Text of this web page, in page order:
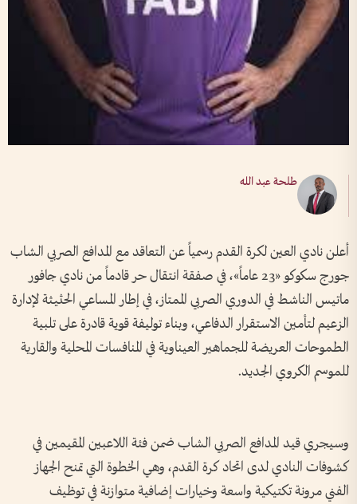
طلحة عبد الله
أعلن نادي العين لكرة القدم رسمياً عن التعاقد مع المدافع الصربي الشاب
جورج سكوكو «23 عاماً»، في صفقة انتقال حر قادماً من نادي جافور
ماتيس الناشط في الدوري الصربي الممتاز، في إطار المساعي الحثيثة لإدارة
الزعيم لتأمين الاستقرار الدفاعي، وبناء توليفة قوية قادرة على تلبية
الطموحات العريضة للجماهير العيناوية في المنافسات المحلية والقارية
للموسم الكروي الجديد.
وسيجري قيد المدافع الصربي الشاب ضمن فئة اللاعبين المقيمين في
كشوفات النادي لدى اتحاد كرة القدم، وهي الخطوة التي تمنح الجهاز
الفني مرونة تكتيكية واسعة وخيارات إضافية متوازنة في توظيف